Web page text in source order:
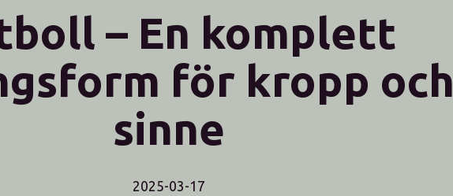
– En komplett
för kropp och
sinne
2025-03-17